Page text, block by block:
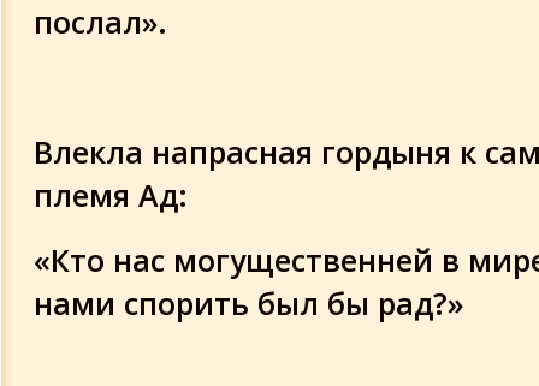
послал».
Влекла напрасная гордыня к
племя Ад:
«Кто нас могущественней в
нами спорить был бы рад?»